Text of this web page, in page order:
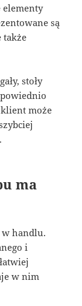
elementy
są
także
stoły
może
ma
w handlu.
i
w nim